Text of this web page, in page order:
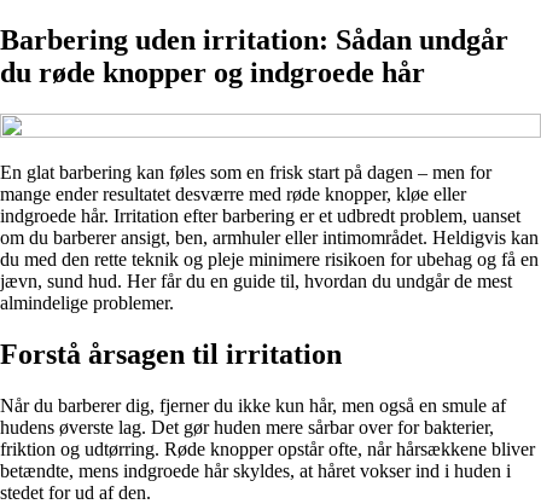
Barbering uden irritation: Sådan undgår
du røde knopper og indgroede hår
En glat barbering kan føles som en frisk start på dagen – men for
mange ender resultatet desværre med røde knopper, kløe eller
indgroede hår. Irritation efter barbering er et udbredt problem, uanset
om du barberer ansigt, ben, armhuler eller intimområdet. Heldigvis kan
du med den rette teknik og pleje minimere risikoen for ubehag og få en
jævn, sund hud. Her får du en guide til, hvordan du undgår de mest
almindelige problemer.
Forstå årsagen til irritation
Når du barberer dig, fjerner du ikke kun hår, men også en smule af
hudens øverste lag. Det gør huden mere sårbar over for bakterier,
friktion og udtørring. Røde knopper opstår ofte, når hårsækkene bliver
betændte, mens indgroede hår skyldes, at håret vokser ind i huden i
stedet for ud af den.